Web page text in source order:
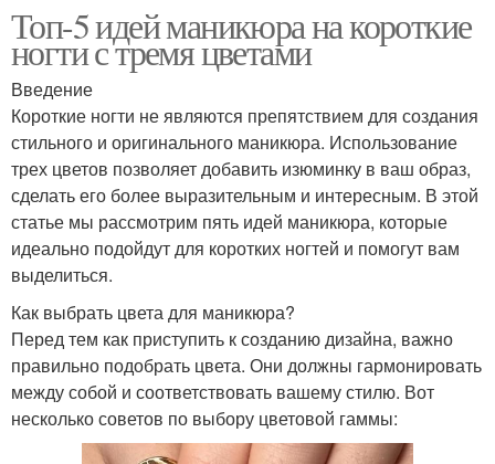
Топ-5 идей маникюра на короткие
ногти с тремя цветами
Введение
Короткие ногти не являются препятствием для создания
стильного и оригинального маникюра. Использование
трех цветов позволяет добавить изюминку в ваш образ,
сделать его более выразительным и интересным. В этой
статье мы рассмотрим пять идей маникюра, которые
идеально подойдут для коротких ногтей и помогут вам
выделиться.
Как выбрать цвета для маникюра?
Перед тем как приступить к созданию дизайна, важно
правильно подобрать цвета. Они должны гармонировать
между собой и соответствовать вашему стилю. Вот
несколько советов по выбору цветовой гаммы: